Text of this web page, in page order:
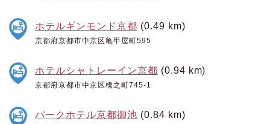
ホテルギンモンド京都 (0.49 km)
京都府京都市中京区亀甲屋町595
ホテルシャトレーイン京都 (0.94 km)
京都府京都市中京区橋之町745-1
パークホテル京都御池 (0.84 km)